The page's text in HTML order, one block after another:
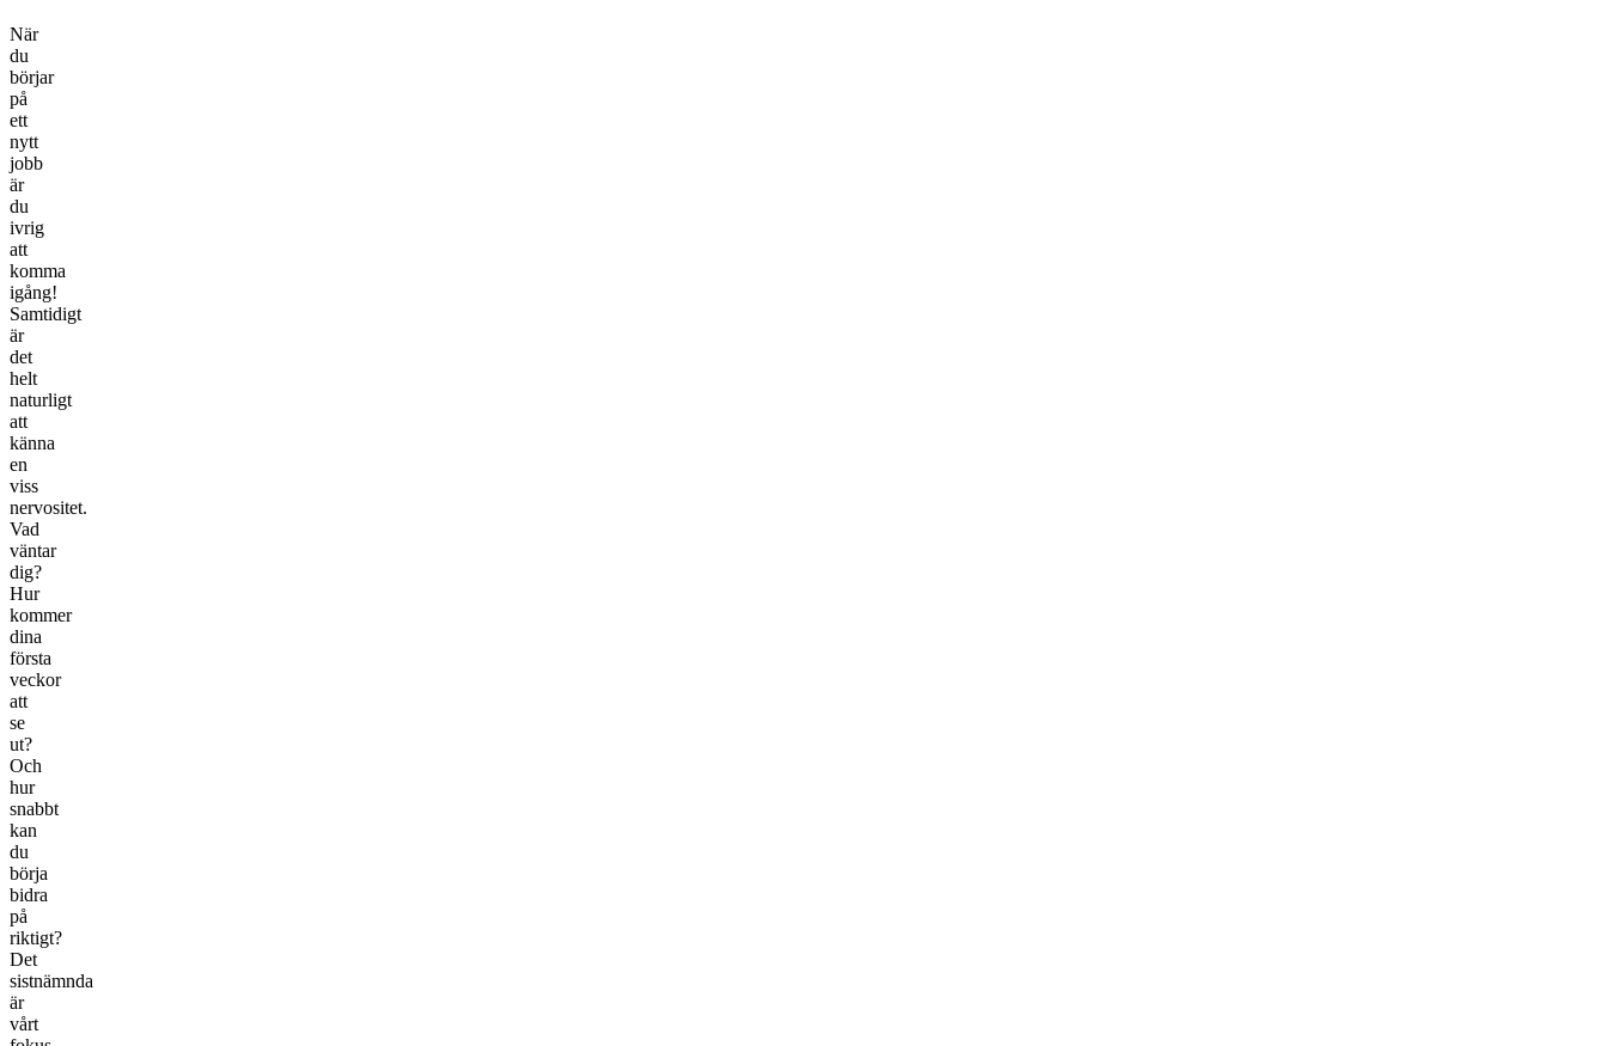
När
du
börjar
på
ett
nytt
jobb
är
du
ivrig
att
komma
igång!
Samtidigt
är
det
helt
naturligt
att
känna
en
viss
nervositet.
Vad
väntar
dig?
Hur
kommer
dina
första
veckor
att
se
ut?
Och
hur
snabbt
kan
du
börja
bidra
på
riktigt?
Det
sistnämnda
är
vårt